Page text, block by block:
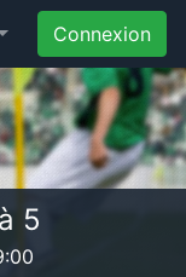
Connexion
5